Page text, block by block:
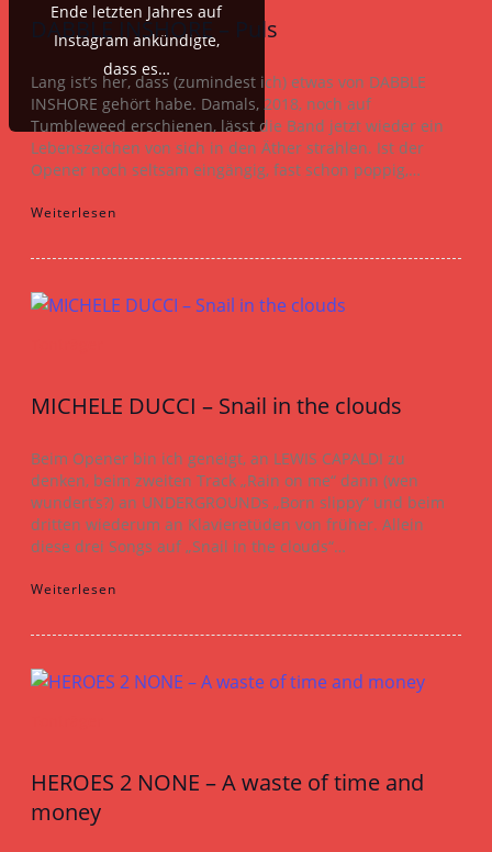
Ende letzten Jahres auf
Instagram ankündigte,
dass es…
DABBLE INSHORE – Puls
Lang ist’s her, dass (zumindest ich) etwas von DABBLE
INSHORE gehört habe. Damals, 2018, noch auf
Tumbleweed erschienen, lässt die Band jetzt wieder ein
Lebenszeichen von sich in den Äther strahlen. Ist der
Opener noch seltsam eingängig, fast schon poppig,…
Weiterlesen
MICHELE DUCCI – Snail in the clouds
Beim Opener bin ich geneigt, an LEWIS CAPALDI zu
denken, beim zweiten Track „Rain on me“ dann (wen
wundert’s?) an UNDERGROUNDs „Born slippy“ und beim
dritten wiederum an Klavieretüden von früher. Allein
diese drei Songs auf „Snail in the clouds“…
Weiterlesen
HEROES 2 NONE – A waste of time and
money